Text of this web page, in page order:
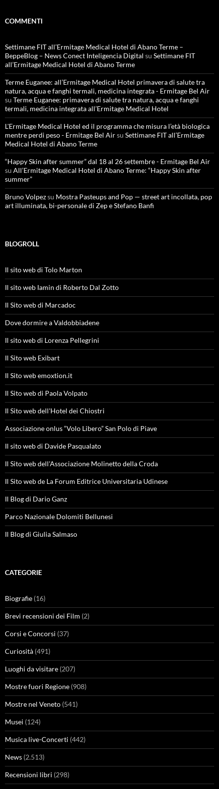
COMMENTI
Settimane FIT all’Ermitage Medical Hotel di Abano Terme –
BeppeBlog – News Conect Inteligencia Digital su Settimane FIT
all’Ermitage Medical Hotel di Abano Terme
Terme Euganee: all’Ermitage Medical Hotel primavera di salute tra
natura, acqua e fanghi termali, medicina integrata - Ermitage Bel Air
su Terme Euganee: primavera di salute tra natura, acqua e fanghi
termali, medicina integrata all’Ermitage Medical Hotel
L'Ermitage Medical Hotel ed il programma che misura l’età biologica
mentre perdi peso - Ermitage Bel Airsu Settimane FIT all’Ermitage
Medical Hotel di Abano Terme
“Happy Skin after summer” dal 18 al 26 settembre - Ermitage Bel Air
su All’Ermitage Medical Hotel di Abano Terme: “Happy Skin after
summer”
Bruno Volpezsu Mostra Pasteups and Pop — street art incollata, pop
art illuminata, bi-personale di Zep e Stefano Banfi
BLOGROLL
Il sito web di Tolo Marton
Il sito web Iamin di Roberto Dal Zotto
Il Sito web di Marcadoc
Dove dormire a Valdobbiadene
Il sito web di Lorenza Pellegrini
Il Sito web Exibart
Il Sito web emoxtion.it
Il Sito web di Paola Volpato
Il Sito web dell'Hotel dei Chiostri
Associazione onlus “Volo Libero” San Polo di Piave
Il sito web di Davide Pasqualato
Il Sito web dell'Associazione Molinetto della Croda
Il Sito web de La Forum Editrice Universitaria Udinese
Il Blog di Dario Ganz
Parco Nazionale Dolomiti Bellunesi
Il Blog di Giulia Salmaso
CATEGORIE
Biografie (16)
Brevi recensioni dei Film (2)
Corsi e Concorsi (37)
Curiosità (491)
Luoghi da visitare (207)
Mostre fuori Regione (908)
Mostre nel Veneto (541)
Musei (124)
Musica live-Concerti (442)
News (2.513)
Recensioni libri (298)